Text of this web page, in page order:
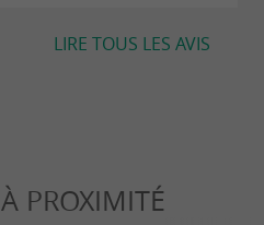
LIRE TOUS LES AVIS
À PROXIMITÉ